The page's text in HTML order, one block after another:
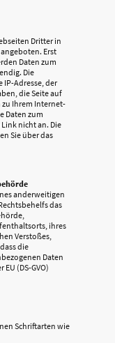
Dritter in
Erst
Daten zum
Die
IP-Adresse, der
die Seite auf
zu Ihrem Internet-
Daten zum
nicht an. Die
Sie über das
anderweitigen
das
ihres
Verstoßes,
die
Daten
(DS-GVO)
Schriftarten wie